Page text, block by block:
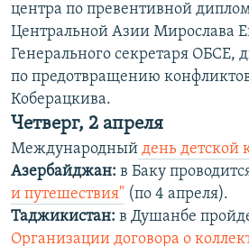
центра по превентивной
Центральной Азии Мирослава
Генерального секретаря ОБСЕ,
по предотвращению
Коберацкива.
Четверг, 2 апреля
Международный день детской
Азербайджан: в Баку
и путешествия" (по 4 апреля).
Таджикистан: в Душанбе
Организации договора о